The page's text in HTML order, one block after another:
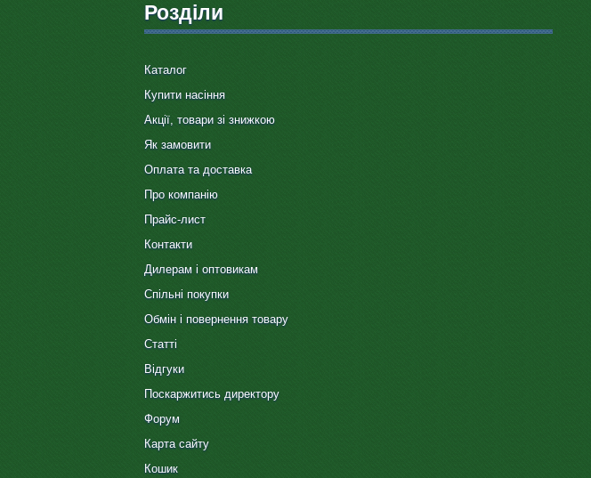
Розділи
Каталог
Купити насіння
Акції, товари зі знижкою
Як замовити
Оплата та доставка
Про компанію
Прайс-лист
Контакти
Дилерам і оптовикам
Спільні покупки
Обмін і повернення товару
Статті
Відгуки
Поскаржитись директору
Форум
Карта сайту
Кошик